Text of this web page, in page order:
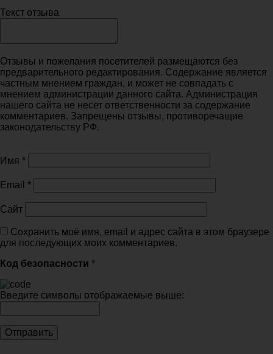
Текст отзыва
Отзывы и пожелания посетителей размещаются без
предварительного редактирования. Содержание является
частным мнением граждан, и может не совпадать с
мнением администрации данного сайта. Администрация
нашего сайта не несет ответственности за содержание
комментариев. Запрещены отзывы, противоречащие
законодательству РФ.
Имя *
Email *
Сайт
Сохранить моё имя, email и адрес сайта в этом браузере
для последующих моих комментариев.
Код безопасности *
Введите символы отображаемые выше: